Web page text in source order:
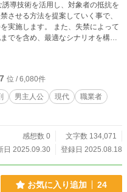
させる方法を提案していく事で、
また、失禁によって
でを含め、最適なシナリオを構築
ナイトノベルズ」「PIXIV」でも公開中
位 / 6,080件
男主人公 現代
職業者
感想数 0
文字数 134,071
日 2025.09.30
登録日 2025.08.18
お気に入り追加 24